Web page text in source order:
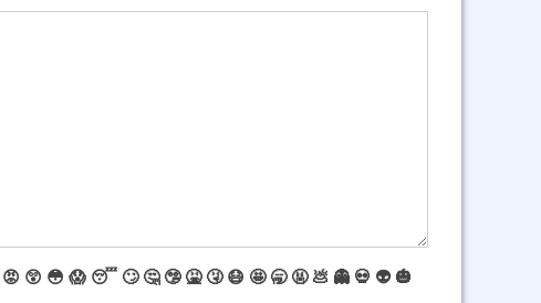
😡 😲 😳 😱 😴 🙄 🤔 🤥 🤮 🤧 😷 🤩 🥱 🤬 💩 👻 💀 👽 🎃